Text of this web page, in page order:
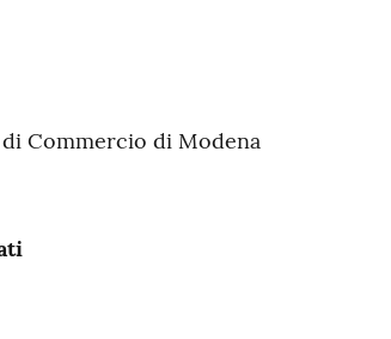
Commercio di Modena